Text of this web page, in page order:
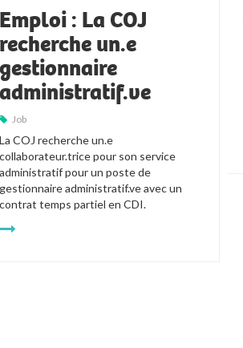
Emploi : La COJ
recherche un.e
gestionnaire
administratif.ve
Job
La COJ recherche un.e
collaborateur.trice pour son service
administratif pour un poste de
gestionnaire administratif.ve avec un
contrat temps partiel en CDI.